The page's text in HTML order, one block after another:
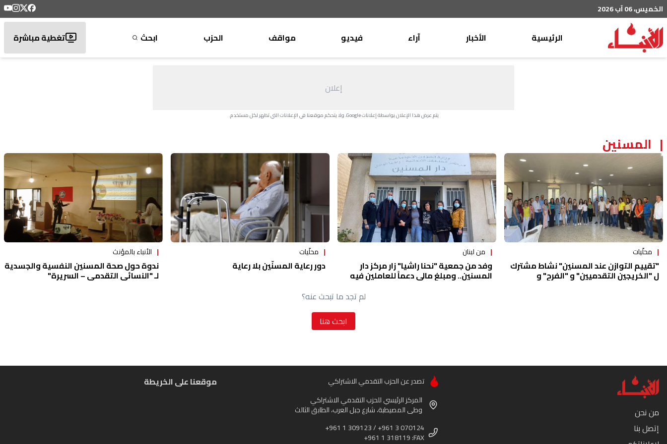
الخميس، 06 آب 2026
الرئيسية
الأخبار
من لبنان
ثقافة ومجتمع
منوعات
آراء
منبر
صحافة
أجنبية
بريد
القرّاء
فيديو مواقف الحزب ابحث تغطية مباشرة
إعلان
يتم عرض هذا الإعلان بواسطة إعلانات Google، ولا يتحكم موقعنا في الإعلانات التي تظهر لكل مستخدم.
المسنين
محلّيات
"تقييم التوازن عند المسنين" نشاط مشترك
ل "الخريجين التقدميين" و "الفرح" و
"التقدمي"_ الجديدة-بقعاتا
من لبنان
وفد من جمعية "نحنا راشيا" زار مركز دار
المسنين.. ومبلغ مالي دعماً للعاملين فيه
محلّيات
دور رعاية المسنّين بلا رعاية
الأنباء بالمؤنث
ندوة حول صحة المسنين النفسية والجسدية
لـ "النسائي التقدمي – السريرة"
لم تجد ما تبحث عنه؟
ابحث هنا
من نحن
إتصل بنا
تصدر عن الحزب التقدمي الاشتراكي
المركز الرئيسي للحزب التقدمي الاشتراكي
وطى المصيطبة، شارع جبل العرب، الطابق الثالث
+961 1 309123 / +961 3 070124
+961 1 318119 :FAX
موقعنا على الخريطة